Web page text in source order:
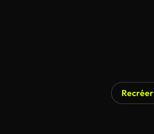
Recréer